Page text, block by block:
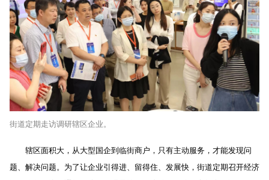
街道定期走访调研辖区企业。
辖区面积大，从大型国企到临街商户，只有主动服务，才能发现问
题、解决问题。为了让企业引得进、留得住、发展快，街道定期召开经济